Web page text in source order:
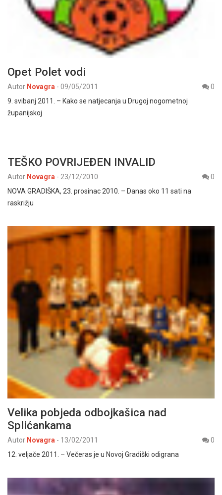
Opet Polet vodi
Autor Novagra - 09/05/2011
0
9. svibanj 2011. – Kako se natjecanja u Drugoj nogometnoj
županijskoj
TEŠKO POVRIJEĐEN INVALID
Autor Novagra - 23/12/2010
0
NOVA GRADIŠKA, 23. prosinac 2010. – Danas oko 11 sati na
raskrižju
Velika pobjeda odbojkašica nad
Splićankama
Autor Novagra - 13/02/2011
0
12. veljače 2011. – Večeras je u Novoj Gradiški odigrana